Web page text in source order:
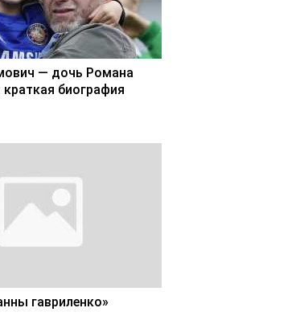
— дочь Романа
биография
гавриленко»